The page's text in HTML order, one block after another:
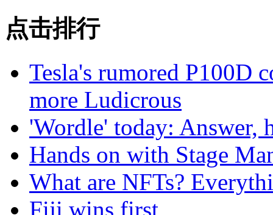
点击排行
Tesla's rumored P100D
more Ludicrous
'Wordle' today: Answer,
Hands on with Stage
What are NFTs?
Fiji wins first